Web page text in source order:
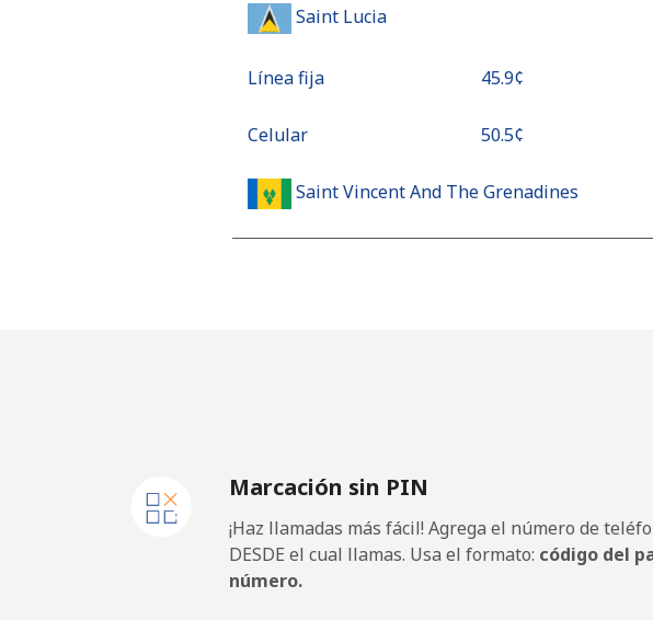
Saint Lucia
Línea fija ⁦45.9¢⁩
Celular ⁦50.5¢⁩
Saint Vincent And The Grenadines
Celular
San Marino
Marcación sin PIN
¡Haz llamadas más fácil! Agrega el número de
DESDE el cual llamas. Usa el formato: código del
número.